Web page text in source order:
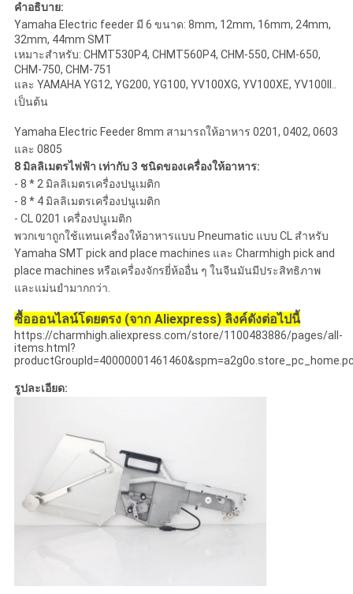
คําอธิบาย:
Yamaha Electric feeder มี 6 ขนาด: 8mm, 12mm, 16mm, 24mm,
32mm, 44mm SMT
เหมาะสําหรับ: CHMT530P4, CHMT560P4, CHM-550, CHM-650,
CHM-750, CHM-751
และ YAMAHA YG12, YG200, YG100, YV100XG, YV100XE, YV100II..
เป็นต้น
Yamaha Electric Feeder 8mm สามารถให้อาหาร 0201, 0402, 0603
และ 0805
8 มิลลิเมตรไฟฟ้า เท่ากับ 3 ชนิดของเครื่องให้อาหาร:
- 8 * 2 มิลลิเมตรเครื่องปนูเมติก
- 8 * 4 มิลลิเมตรเครื่องปนูเมติก
- CL 0201 เครื่องปนูเมติก
พวกเขาถูกใช้แทนเครื่องให้อาหารแบบ Pneumatic แบบ CL สําหรับ
Yamaha SMT pick and place machines และ Charmhigh pick and
place machines หรือเครื่องจักรยี่ห้ออื่น ๆ ในจีนมันมีประสิทธิภาพ
และแม่นยํามากกว่า.
ซื้อออนไลน์โดยตรง (จาก Aliexpress) ลิงค์ดังต่อไปนี้
https://charmhigh.aliexpress.com/store/1100483886/pages/all-
items.html?
รูปละเอียด: